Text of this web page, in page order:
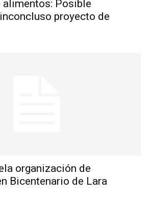
alimentos: Posible
proyecto de
organización de
Bicentenario de Lara